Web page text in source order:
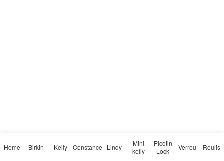
Home Birkin Kelly Constance Lindy
Mini
kelly
Picotin
Lock
Verrou Roulis